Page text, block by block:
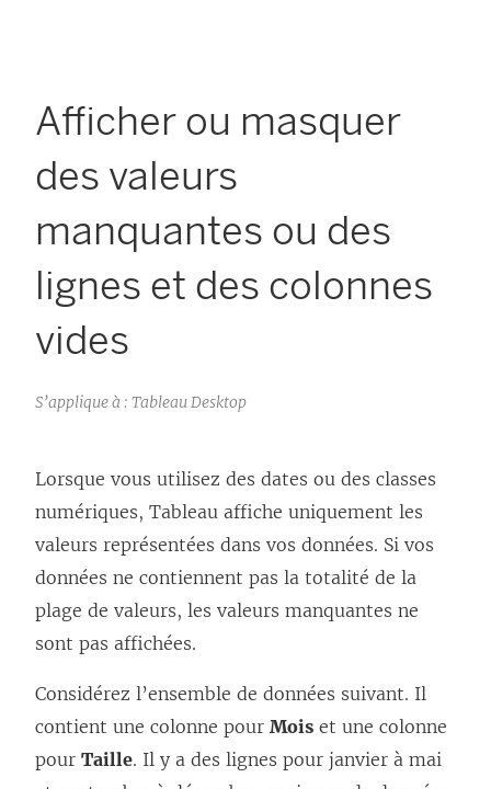
Afficher ou masquer
des valeurs
manquantes ou des
lignes et des colonnes
vides
S’applique à : Tableau Desktop
Lorsque vous utilisez des dates ou des classes
numériques, Tableau affiche uniquement les
valeurs représentées dans vos données. Si vos
données ne contiennent pas la totalité de la
plage de valeurs, les valeurs manquantes ne
sont pas affichées.
Considérez l’ensemble de données suivant. Il
contient une colonne pour Mois et une colonne
pour Taille. Il y a des lignes pour janvier à mai